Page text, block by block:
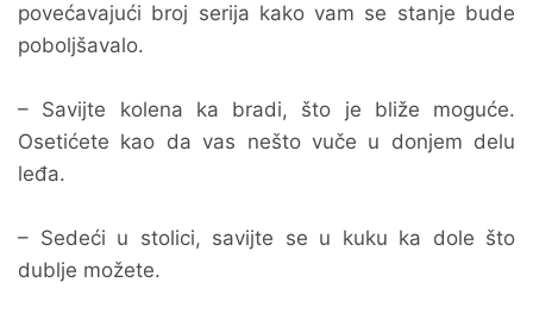
povećavajući broj serija kako vam se stanje bude
poboljšavalo.
– Savijte kolena ka bradi, što je bliže moguće.
Osetićete kao da vas nešto vuče u donjem delu
leđa.
– Sedeći u stolici, savijte se u kuku ka dole što
dublje možete.